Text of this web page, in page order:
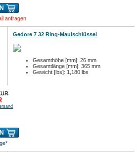
anfragen
Gedore 7 32 Ring-Maulschlüssel
Gesamthöhe [mm]: 26 mm
Gesamtlänge [mm]: 365 mm
Gewicht [lbs]: 1,180 lbs